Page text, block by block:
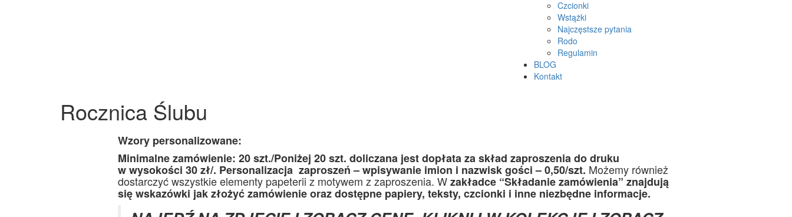
Czcionki
Wstążki
Najczęstsze pytania
Rodo
Regulamin
BLOG
Kontakt
Rocznica Ślubu
Wzory personalizowane:
Minimalne zamówienie: 20 szt./Poniżej 20 szt. doliczana jest dopłata za skład zaproszenia do druku
w wysokości 30 zł/. Personalizacja zaproszeń – wpisywanie imion i nazwisk gości – 0,50/szt. Możemy również
dostarczyć wszystkie elementy papeterii z motywem z zaproszenia. Wzakładce “Składanie zamówienia” znajdują
się wskazówki jak złożyć zamówienie oraz dostępne papiery, teksty, czcionki i inne niezbędne informacje.